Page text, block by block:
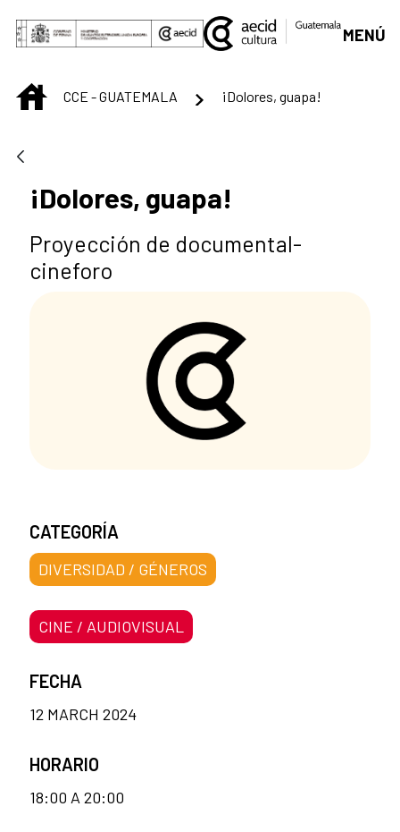
Skip to Main Content
MENÚ
INICIOCCE - GUATEMALA ¡Dolores, guapa!
¡Dolores, guapa!
Proyección de documental-
cineforo
CATEGORÍA
DIVERSIDAD / GÉNEROS
CINE / AUDIOVISUAL
FECHA
12 MARCH 2024
HORARIO
18:00 A 20:00